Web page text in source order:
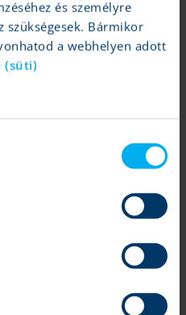
és személyre
szükségesek. Bármikor
a webhelyen adott
(süti)